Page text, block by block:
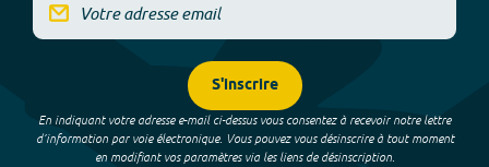
S'inscrire
En indiquant votre adresse e-mail ci-dessus vous consentez à recevoir notre lettre
d’information par voie électronique. Vous pouvez vous désinscrire à tout moment
en modifiant vos paramètres via les liens de désinscription.